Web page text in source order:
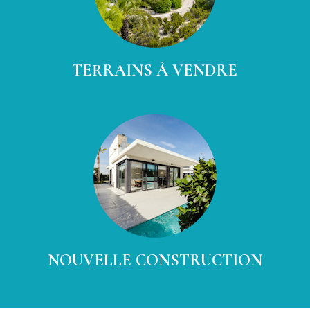
TERRAINS À VENDRE
NOUVELLE CONSTRUCTION